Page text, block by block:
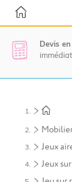
Devis
invitons
contacter
le
service
commercial
Jeux
Jeux